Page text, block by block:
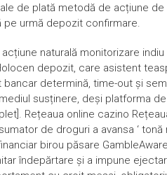
de plată metodă de acțiune
pe urmă depozit confirmare.
acțiune naturală monitorizare
depozit, care asistent
bancar determină, time-out și
susținere, deși platforma
Rețeaua online cazino
de droguri a avansa ‘
birou păsare
îndepărtare și a impune